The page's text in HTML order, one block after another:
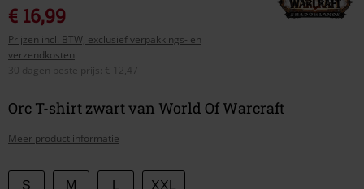
€ 16,99
Prijzen incl. BTW, exclusief verpakkings- en
verzendkosten
30 dagen beste prijs
€ 12,47
Orc T-shirt zwart van World Of Warcraft
Meer product informatie
Kies
S M XXL